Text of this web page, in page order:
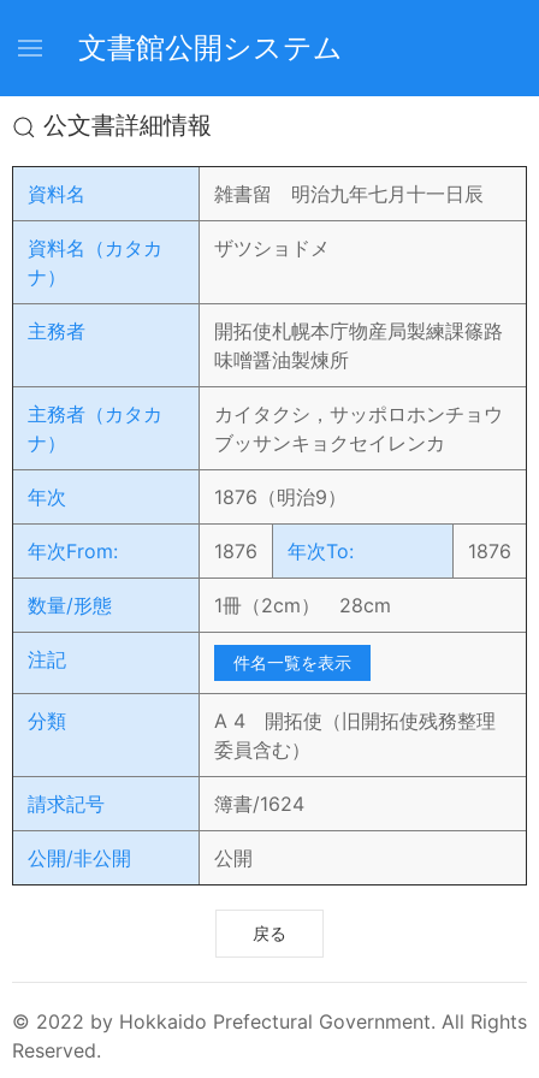
文書館公開システム
公文書詳細情報
資料名 雑書留 明治九年七月十一日辰
資料名（カタカ
ナ）
ザツショドメ
主務者
開拓使札幌本庁物産局製練課篠路
味噌醤油製煉所
主務者（カタカ
ナ）
カイタクシ，サッポロホンチョウ
ブッサンキョクセイレンカ
年次 1876（明治9）
年次From: 1876 年次To: 1876
数量/形態 1冊（2cm） 28cm
注記 件名一覧を表示
分類
A 4 開拓使（旧開拓使残務整理
委員含む）
請求記号 簿書/1624
公開/非公開 公開
戻る
© 2022 by Hokkaido Prefectural Government. All Rights
Reserved.